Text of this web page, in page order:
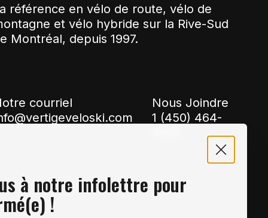
référence en vélo de route, vélo de
et vélo hybride sur la Rive-Sud
Montréal, depuis 1997.
courriel
Nous Joindre
1 (450) 464-
à notre infolettre pour
!